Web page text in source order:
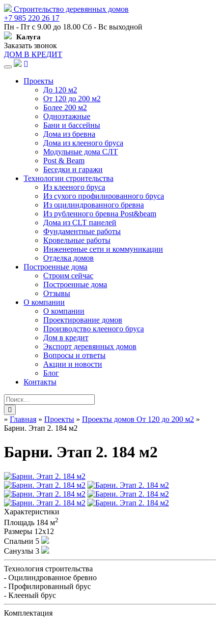
Строительство деревянных домов
+7 985 220 26 17
Пн - Пт с 9.00 до 18.00 Сб - Вс выходной
Калуга
Заказать звонок
ДОМ В КРЕДИТ
Навигация
Проекты
До 120 м2
От 120 до 200 м2
Более 200 м2
Одноэтажные
Бани и бассейны
Дома из бревна
Дома из клееного бруса
Модульные дома СЛТ
Post & Beam
Беседки и гаражи
Технологии строительства
Из клееного бруса
Из сухого профилированного бруса
Из оцилиндрованного бревна
Из рубленного бревна Post&beam
Дома из CLT панелей
Фундаментные работы
Кровельные работы
Инженерные сети и коммуникации
Отделка домов
Построенные дома
Строим сейчас
Построенные дома
Отзывы
О компании
О компании
Проектирование домов
Производство клееного бруса
Дом в кредит
Экспорт деревянных домов
Вопросы и ответы
Акции и новости
Блог
Контакты
» Главная » Проекты » Проекты домов От 120 до 200 м2 »
Барни. Этап 2. 184 м2
Барни. Этап 2. 184 м2
Характеристики
Площадь 184 м2
Размеры 12х12
Спальни 5
Санузлы 3
Технология строительства
- Оцилиндрованное бревно
- Профилированный брус
- Клееный брус
Комплектация